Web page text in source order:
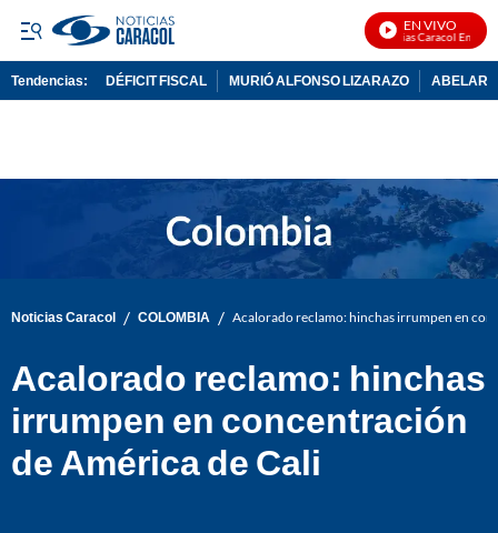
EN VIVO
Noticias Caracol En Vivo
Tendencias: DÉFICIT FISCAL MURIÓ ALFONSO LIZARAZO
Noticias Caracol / COLOMBIA / Acalorado reclamo: hinchas irrumpen en
Acalorado reclamo: hinchas
irrumpen en concentración
de América de Cali